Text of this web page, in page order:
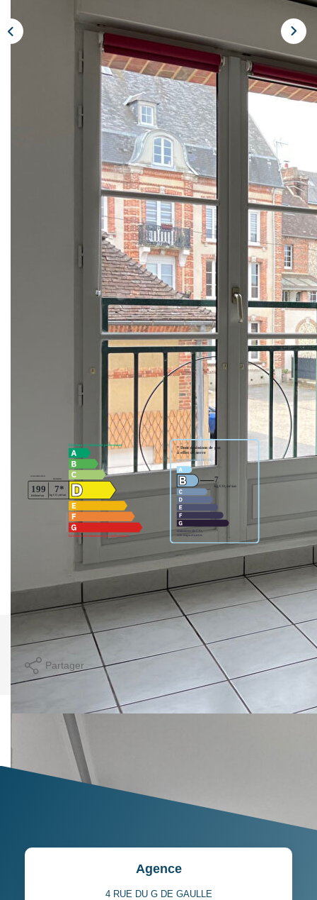
Nos Actualités
Avis Clients
CONTACT
EXTRANET
En résidence avec ascenseur, bel appartement de 70 m²
hab. situé au 2ème étage comprenant entrée avec placard,
séjour/salon de 30 m² avec balcon, cuisine aménagée et
semi-équipée (plaque de cuisson), 2 chambres, salle d'eau
et wc. Chauffage électrique. Garage, parking et cave.
Nos honoraires Nous contacter
Diagnostics énergétiques
Montant estimé des dépenses annuelles d'énergie pour un
usage standard entre 1380€ et 1870€. indexées aux années
2021,2022 et 2023 (abonnement compris).
Imprimer
Partager Calculer mon budget
Ce bien est soumis à un diagnostic ERP (État
des Risques et Pollutions). Pour en savoir plus,
rendez-vous sur
Agence
4 RUE DU G DE GAULLE